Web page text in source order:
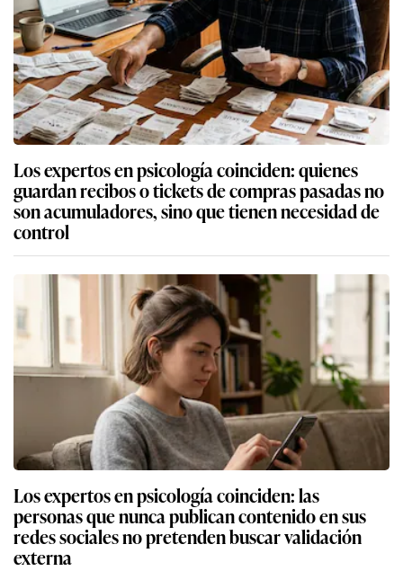
Los expertos en psicología coinciden: quienes
guardan recibos o tickets de compras pasadas no
son acumuladores, sino que tienen necesidad de
control
Los expertos en psicología coinciden: las
personas que nunca publican contenido en sus
redes sociales no pretenden buscar validación
externa